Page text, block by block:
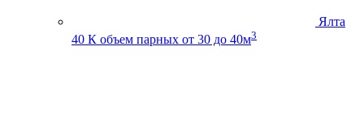
Ялта
40 К объем парных от 30 до 40м3